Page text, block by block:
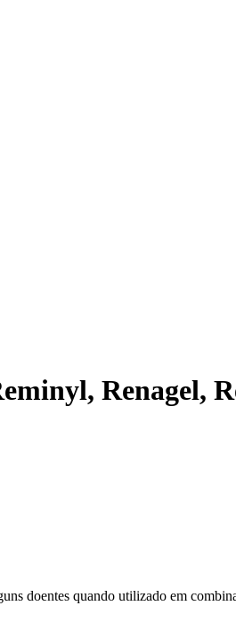
Renagel,
doentes quando utilizado em